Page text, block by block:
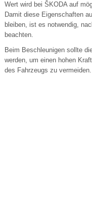
Wert wird bei ŠKODA auf
Damit diese Eigenschaften
bleiben, ist es notwendig,
beachten.
Beim Beschleunigen sollte
werden, um einen hohen
des Fahrzeugs zu vermeiden.